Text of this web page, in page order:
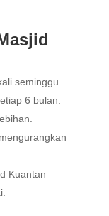
seminggu.
6 bulan.
Kuantan